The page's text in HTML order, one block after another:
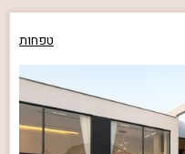
טפחות